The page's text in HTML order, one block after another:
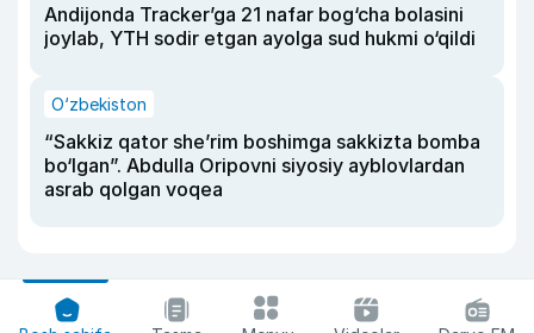
Andijonda Tracker’ga 21 nafar bog‘cha bolasini
joylab, YTH sodir etgan ayolga sud hukmi o‘qildi
O‘zbekiston
“Sakkiz qator she’rim boshimga sakkizta bomba
bo‘lgan”. Abdulla Oripovni siyosiy ayblovlardan
asrab qolgan voqea